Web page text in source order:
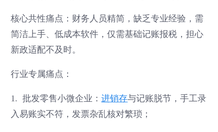
核心共性痛点：财务人员精简，缺乏专业经验，需
简洁上手、低成本软件，仅需基础记账报税，担心
新政适配不及时。
行业专属痛点：
1. 批发零售小微企业：进销存与记账脱节，手工录
入易账实不符，发票杂乱核对繁琐；